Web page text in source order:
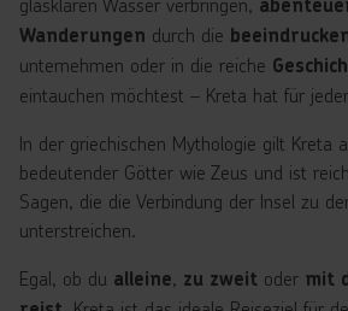
Wanderungen durch die
unternehmen oder in die reiche
eintauchen möchtest – Kreta hat für
In der griechischen Mythologie gilt Kreta
bedeutender Götter wie Zeus und ist
Sagen, die die Verbindung der Insel zu
unterstreichen.
Egal, ob du alleine, zu zweit oder mit